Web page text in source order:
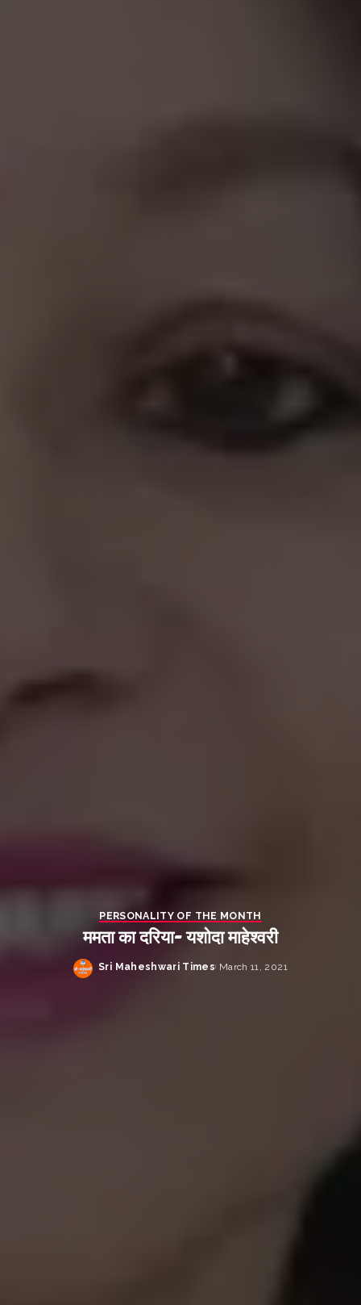
PERSONALITY OF THE MONTH
ममता का दरिया- यशोदा माहेश्वरी
Posted
Sri Maheshwari Times March 11, 2021